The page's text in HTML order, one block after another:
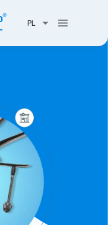
PL